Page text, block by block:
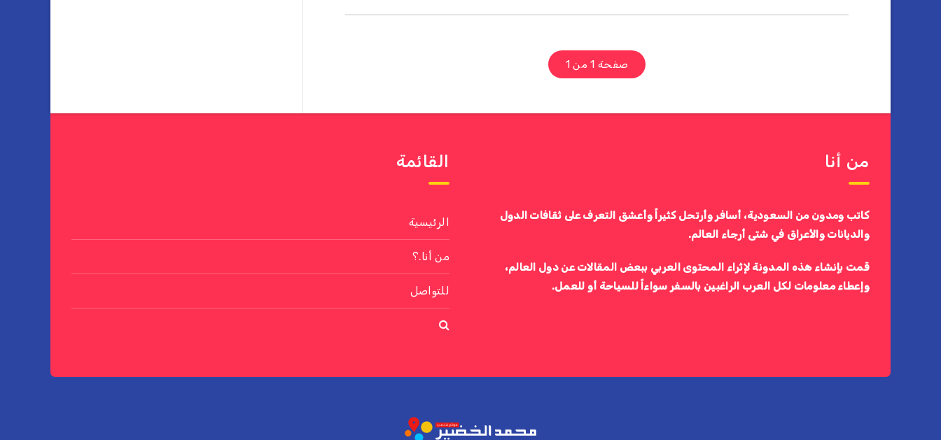
صفحة 1 من 1
من أنا
كاتب ومدون من السعودية، أسافر وأرتحل كثيراً وأعشق التعرف على ثقافات الدول
والديانات والأعراق في شتى أرجاء العالم.
قمت بإنشاء هذه المدونة لإثراء المحتوى العربي ببعض المقالات عن دول العالم،
وإعطاء معلومات لكل العرب الراغبين بالسفر سواءاً للسياحة أو للعمل.
القائمة
الرئيسية
من أنا.؟
للتواصل